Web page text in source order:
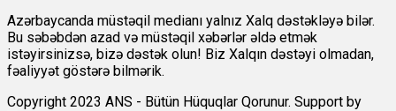
Azərbaycanda müstəqil medianı yalnız Xalq dəstəkləyə bilər.
Bu səbəbdən azad və müstəqil xəbərlər əldə etmək
istəyirsinizsə, bizə dəstək olun! Biz Xalqın dəstəyi olmadan,
fəaliyyət göstərə bilmərik.
Copyright 2023 ANS - Bütün Hüquqlar Qorunur. Support by